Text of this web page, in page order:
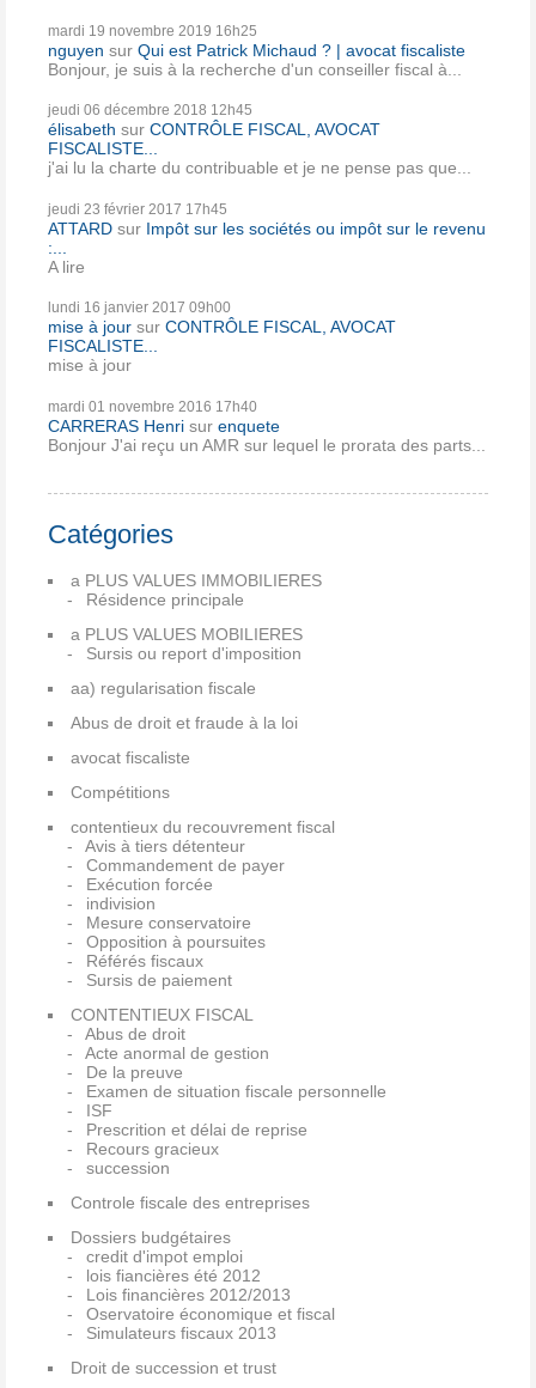
mardi 19 novembre 2019 16h25
nguyen sur Qui est Patrick Michaud ? | avocat fiscaliste
Bonjour, je suis à la recherche d'un conseiller fiscal à...
jeudi 06 décembre 2018 12h45
élisabeth sur CONTRÔLE FISCAL, AVOCAT
FISCALISTE...
j'ai lu la charte du contribuable et je ne pense pas que...
jeudi 23 février 2017 17h45
ATTARD sur Impôt sur les sociétés ou impôt sur le revenu
:...
A lire
lundi 16 janvier 2017 09h00
mise à jour sur CONTRÔLE FISCAL, AVOCAT
FISCALISTE...
mise à jour
mardi 01 novembre 2016 17h40
CARRERAS Henri sur enquete
Bonjour J'ai reçu un AMR sur lequel le prorata des parts...
Catégories
a PLUS VALUES IMMOBILIERES
Résidence principale
a PLUS VALUES MOBILIERES
Sursis ou report d'imposition
aa) regularisation fiscale
Abus de droit et fraude à la loi
avocat fiscaliste
Compétitions
contentieux du recouvrement fiscal
Avis à tiers détenteur
Commandement de payer
Exécution forcée
indivision
Mesure conservatoire
Opposition à poursuites
Référés fiscaux
Sursis de paiement
CONTENTIEUX FISCAL
Abus de droit
Acte anormal de gestion
De la preuve
Examen de situation fiscale personnelle
ISF
Prescrition et délai de reprise
Recours gracieux
succession
Controle fiscale des entreprises
Dossiers budgétaires
credit d'impot emploi
lois fiancières été 2012
Lois financières 2012/2013
Oservatoire économique et fiscal
Simulateurs fiscaux 2013
Droit de succession et trust